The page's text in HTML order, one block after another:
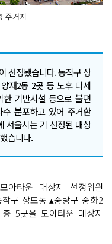
주거지
선정됐습니다. 동작구 상
재2동 2곳 등 노후 다세
기반시설 등으로 불편
분포하고 있어 주거환
서울시는 기 선정된 대상
습니다.
아타운 대상지 선정위원
구 상도동 ▴중랑구 중화2
5곳을 모아타운 대상지